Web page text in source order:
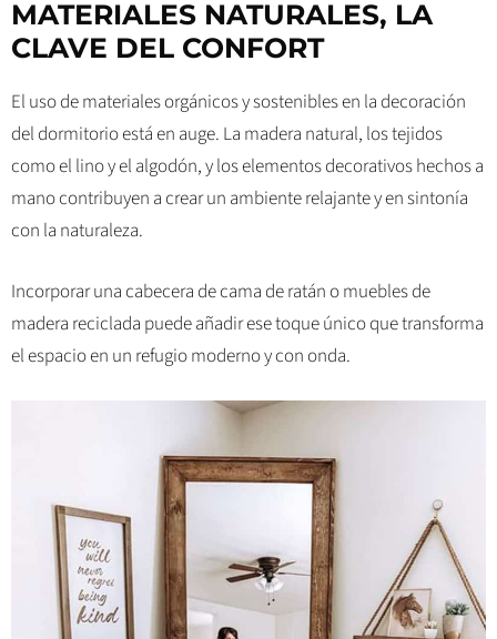
MATERIALES NATURALES, LA
CLAVE DEL CONFORT
El uso de materiales orgánicos y sostenibles en la decoración
del dormitorio está en auge. La madera natural, los tejidos
como el lino y el algodón, y los elementos decorativos hechos a
mano contribuyen a crear un ambiente relajante y en sintonía
con la naturaleza.
Incorporar una cabecera de cama de ratán o muebles de
madera reciclada puede añadir ese toque único que transforma
el espacio en un refugio moderno y con onda.